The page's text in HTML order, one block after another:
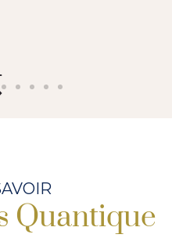
Quantique